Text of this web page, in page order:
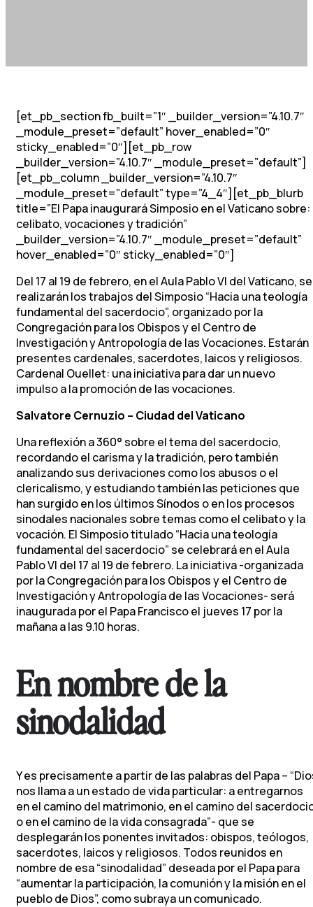
[et_pb_section fb_built=”1″ _builder_version=”4.10.7″
_module_preset=”default” hover_enabled=”0″
sticky_enabled=”0″][et_pb_row
_builder_version=”4.10.7″ _module_preset=”default”]
[et_pb_column _builder_version=”4.10.7″
_module_preset=”default” type=”4_4″][et_pb_blurb
title=”El Papa inaugurará Simposio en el Vaticano sobre:
celibato, vocaciones y tradición”
_builder_version=”4.10.7″ _module_preset=”default”
hover_enabled=”0″ sticky_enabled=”0″]
Del 17 al 19 de febrero, en el Aula Pablo VI del Vaticano, se
realizarán los trabajos del Simposio “Hacia una teología
fundamental del sacerdocio”, organizado por la
Congregación para los Obispos y el Centro de
Investigación y Antropología de las Vocaciones. Estarán
presentes cardenales, sacerdotes, laicos y religiosos.
Cardenal Ouellet: una iniciativa para dar un nuevo
impulso a la promoción de las vocaciones.
Salvatore Cernuzio – Ciudad del Vaticano
Una reflexión a 360° sobre el tema del sacerdocio,
recordando el carisma y la tradición, pero también
analizando sus derivaciones como los abusos o el
clericalismo, y estudiando también las peticiones que
han surgido en los últimos Sínodos o en los procesos
sinodales nacionales sobre temas como el celibato y la
vocación. El Simposio titulado “Hacia una teología
fundamental del sacerdocio” se celebrará en el Aula
Pablo VI del 17 al 19 de febrero. La iniciativa -organizada
por la Congregación para los Obispos y el Centro de
Investigación y Antropología de las Vocaciones- será
inaugurada por el Papa Francisco el jueves 17 por la
mañana a las 9.10 horas.
En nombre de la
sinodalidad
Y es precisamente a partir de las palabras del Papa –
nos llama a un estado de vida particular: a entregarnos
en el camino del matrimonio, en el camino del
o en el camino de la vida consagrada”- que se
desplegarán los ponentes invitados: obispos, teólogos,
sacerdotes, laicos y religiosos. Todos reunidos en
nombre de esa “sinodalidad” deseada por el Papa para
“aumentar la participación, la comunión y la misión en el
pueblo de Dios”, como subraya un comunicado.